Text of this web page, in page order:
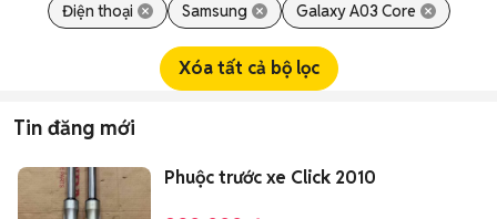
Điện thoại Samsung Galaxy A03 Core
Xóa tất cả bộ lọc
Tin đăng mới
Phuộc trước xe Click 2010